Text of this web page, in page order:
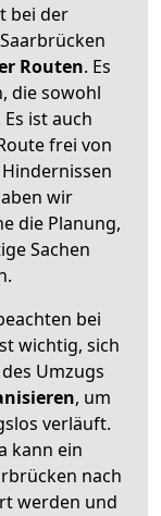
bei der
Routen. Es
die sowohl
ist auch
frei von
wir
die Planung,
Sachen
bei
wichtig, sich
Umzugs
, um
verläuft.
kann ein
nach
werden und